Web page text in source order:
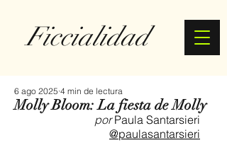
Ficcialidad
Molly Bloom: La fiesta de Molly
6 ago 2025 4 min de lectura
por Paula Santarsieri
@paulasantarsieri